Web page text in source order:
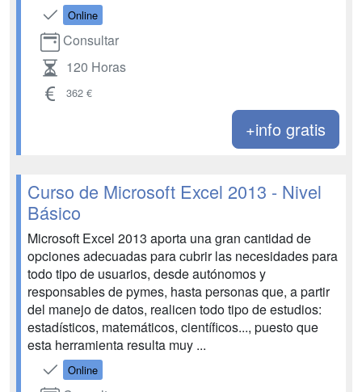
Online
Consultar
120 Horas
362 €
+info gratis
Curso de Microsoft Excel 2013 - Nivel
Básico
Microsoft Excel 2013 aporta una gran cantidad de
opciones adecuadas para cubrir las necesidades para
todo tipo de usuarios, desde autónomos y
responsables de pymes, hasta personas que, a partir
del manejo de datos, realicen todo tipo de estudios:
estadísticos, matemáticos, científicos..., puesto que
esta herramienta resulta muy ...
Online